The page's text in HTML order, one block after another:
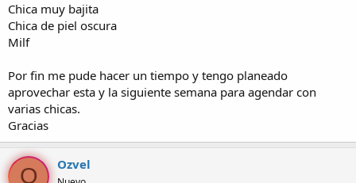
Chica muy bajita
Chica de piel oscura
Milf
Por fin me pude hacer un tiempo y tengo planeado
aprovechar esta y la siguiente semana para agendar con
varias chicas.
Gracias
O Ozvel